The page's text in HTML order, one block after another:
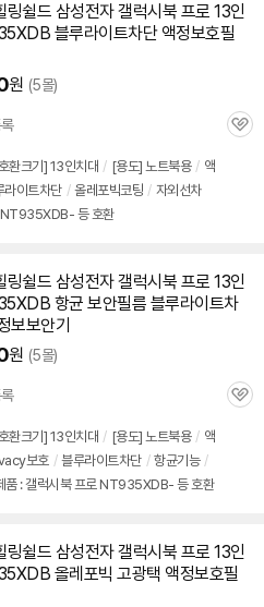
링쉴드 삼성전자 갤럭시북 프로 13인
블루라이트차단 액정보호필
원 (5몰)
관
환크기] 13인치대 / [용도] 노트북용 / 액
라이트차단 / 올레포빅코팅 / 자외선차
NT935XDB- 등 호환
링쉴드 삼성전자 갤럭시북 프로 13인
항균 보안필름 블루라이트차
보보안기
원 (5몰)
관
환크기] 13인치대 / [용도] 노트북용 / 액
보호 / 블루라이트차단 / 항균기능 /
품 : 갤럭시북 프로 NT935XDB- 등 호환
링쉴드 삼성전자 갤럭시북 프로 13인
올레포빅 고광택 액정보호필